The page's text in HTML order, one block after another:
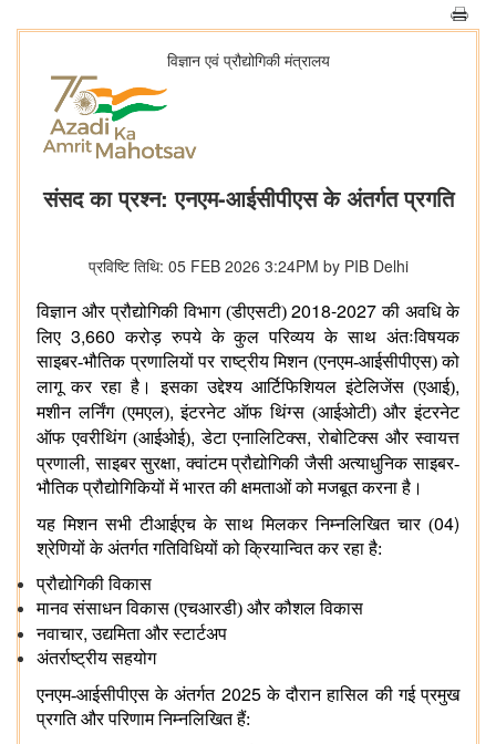
विज्ञान एवं प्रौद्योगिकी मंत्रालय
संसद का प्रश्न: एनएम-आईसीपीएस के अंतर्गत प्रगति
प्रविष्टि तिथि: 05 FEB 2026 3:24PM by PIB Delhi
विज्ञान और प्रौद्योगिकी विभाग (डीएसटी)2018-2027 की अवधि के
लिए 3,660 करोड़ रुपये के कुल परिव्यय के साथ अंतःविषयक
साइबर-भौतिक प्रणालियों पर राष्ट्रीय मिशन (एनएम-आईसीपीएस) को
लागू कर रहा है। इसका उद्देश्य आर्टिफिशियल इंटेलिजेंस (एआई),
मशीन लर्निंग (एमएल),इंटरनेट ऑफ थिंग्स (आईओटी) और इंटरनेट
ऑफ एवरीथिंग (आईओई),डेटा एनालिटिक्स,रोबोटिक्स और स्वायत्त
प्रणाली,साइबर सुरक्षा,क्वांटम प्रौद्योगिकी जैसी अत्याधुनिक साइबर-
भौतिक प्रौद्योगिकियों में भारत की क्षमताओं को मजबूत करना है।
यह मिशन सभी टीआईएच के साथ मिलकर निम्नलिखित चार (04)
श्रेणियों के अंतर्गत गतिविधियों को क्रियान्वित कर रहा है:
प्रौद्योगिकी विकास
मानव संसाधन विकास (एचआरडी) और कौशल विकास
नवाचार,उद्यमिता और स्टार्टअप
अंतर्राष्ट्रीय सहयोग
एनएम-आईसीपीएस के अंतर्गत 2025के दौरान हासिल की गई प्रमुख
प्रगति और परिणाम निम्नलिखित हैं: